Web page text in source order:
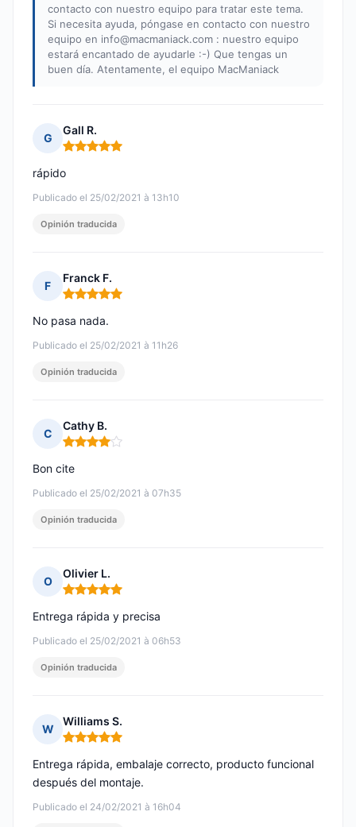
contacto con nuestro equipo para tratar este tema.
Si necesita ayuda, póngase en contacto con nuestro
equipo en info@macmaniack.com : nuestro equipo
estará encantado de ayudarle :-) Que tengas un
buen día. Atentamente, el equipo MacManiack
G
Gall R.
Nota: 5 de 5
Publicado el 25/02/2021 à 13h10
rápido
Opinión traducida
F
Franck F.
Nota: 5 de 5
Publicado el 25/02/2021 à 11h26
No pasa nada.
Opinión traducida
C
Cathy B.
Nota: 4 de 5
Publicado el 25/02/2021 à 07h35
Bon cite
Opinión traducida
O
Olivier L.
Nota: 5 de 5
Publicado el 25/02/2021 à 06h53
Entrega rápida y precisa
Opinión traducida
W
Williams S.
Nota: 5 de 5
Publicado el 24/02/2021 à 16h04
Entrega rápida, embalaje correcto, producto funcional
después del montaje.